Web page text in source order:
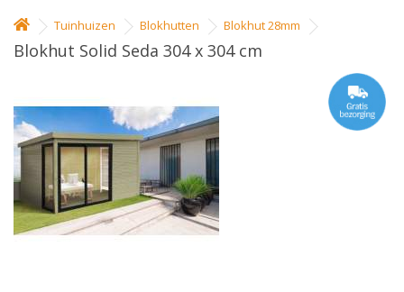
Tuinhuizen Blokhutten Blokhut 28mm
Blokhut Solid Seda 304 x 304 cm